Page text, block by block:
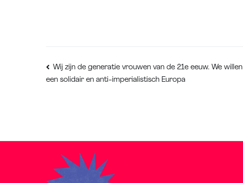
Bericht
Wij zijn de generatie vrouwen van de 21e eeuw. We willen
een solidair en anti-imperialistisch Europa